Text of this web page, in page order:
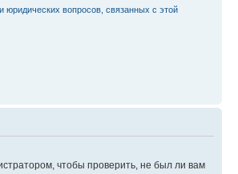
юридических вопросов, связанных с этой
чтобы проверить, не был ли вам